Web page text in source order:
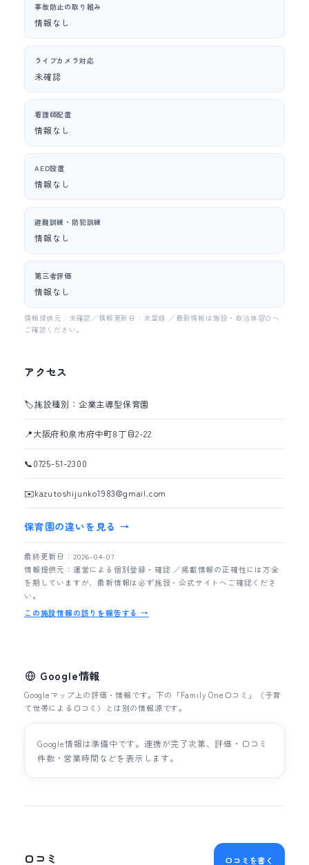
事故防止の取り組み
情報なし
ライブカメラ対応
未確認
看護師配置
情報なし
AED設置
情報なし
避難訓練・防犯訓練
情報なし
第三者評価
情報なし
情報提供元：未確認／情報更新日：未登録 ／最新情報は施設・自治体窓口へ
ご確認ください。
アクセス
🏷️施設種別：企業主導型保育園
📍大阪府和泉市府中町8丁目2-22
📞0725-51-2300
✉️kazutoshijunko1983@gmail.com
保育園の違いを見る →
最終更新日：2026-04-07
情報提供元：運営による個別登録・確認 ／掲載情報の正確性には万全
を期していますが、最新情報は必ず施設・公式サイトへご確認くださ
い。
この施設情報の誤りを報告する →
Google情報
Googleマップ上の評価・情報です。下の「Family One口コミ」（子育
て世帯による口コミ）とは別の情報源です。
Google情報は準備中です。連携が完了次第、評価・口コミ
件数・営業時間などを表示します。
口コミ 口コミを書く